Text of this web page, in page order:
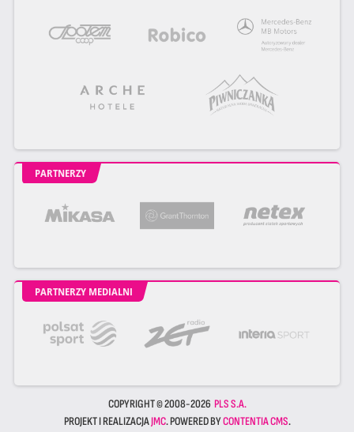
PARTNERZY
PARTNERZY MEDIALNI
COPYRIGHT © 2008-2026 PLS S.A.
PROJEKT I REALIZACJAJMC. POWERED BYCONTENTIA CMS.